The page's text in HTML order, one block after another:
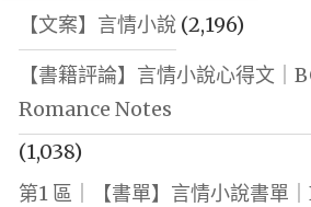
【文案】言情小說(2,196)
【書籍評論】言情小說心得文｜
Romance Notes
(1,038)
第1 區｜【書單】言情小說書單